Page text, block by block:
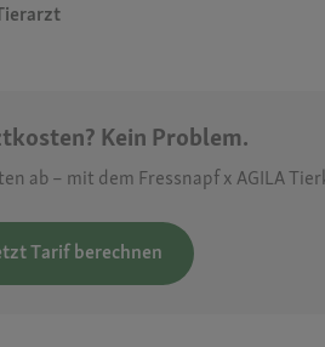
Kein Problem.
ab – mit dem Fressnapf x AGILA
Tarif berechnen